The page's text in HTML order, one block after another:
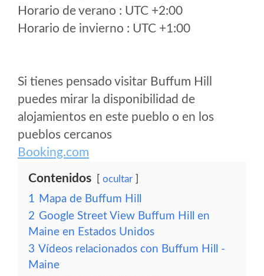
Horario de verano : UTC +2:00
Horario de invierno : UTC +1:00
Si tienes pensado visitar Buffum Hill
puedes mirar la disponibilidad de
alojamientos en este pueblo o en los
pueblos cercanos
Booking.com
Contenidos ocultar
1 Mapa de Buffum Hill
2 Google Street View Buffum Hill en
Maine en Estados Unidos
3 Vídeos relacionados con Buffum Hill -
Maine